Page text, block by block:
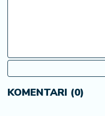
KOMENTARI (0)